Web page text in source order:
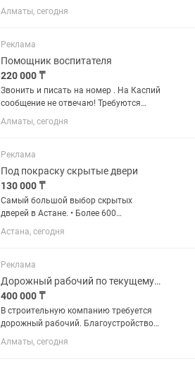
работы) Компания Magnum e-
commerce Kazakhstan приглашает
07:00 до 00:00 Зарплата
выплачивается 3 раза...
Алматы, сегодня
Реклама
Помощник воспитателя
220 000 ₸
Звонить и писать на номер . На Каспий
сообщение не отвечаю! Требуются
помощница воспитатель в старшую
группу, трудоустройства официально.
и добросовестная. ЗП на...
Алматы, сегодня
Реклама
Под покраску скрытые двери
130 000 ₸
Самый большой выбор скрытых
дверей в Астане. • Более 600
выполненных заказов. • В наличии
двери высотой 2000мм, 2200мм,
дверей высотой до 3000 мм под заказ
за 10...
Астана, сегодня
Реклама
Дорожный рабочий по текущему ремонту дорог
400 000 ₸
В строительную компанию требуется
дорожный рабочий. Благоустройство
дорог, ремонт, укладка асфальта
покрытия, земляные работы. График
Алматы, сегодня